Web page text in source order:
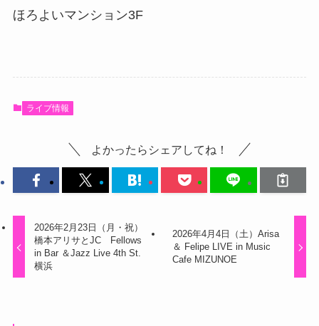
ほろよいマンション3F
ライブ情報
よかったらシェアしてね！
2026年2月23日（月・祝）
橋本アリサとJC Fellows
in Bar ＆Jazz Live 4th St.
横浜
2026年4月4日（土）Arisa
＆ Felipe LIVE in Music
Cafe MIZUNOE